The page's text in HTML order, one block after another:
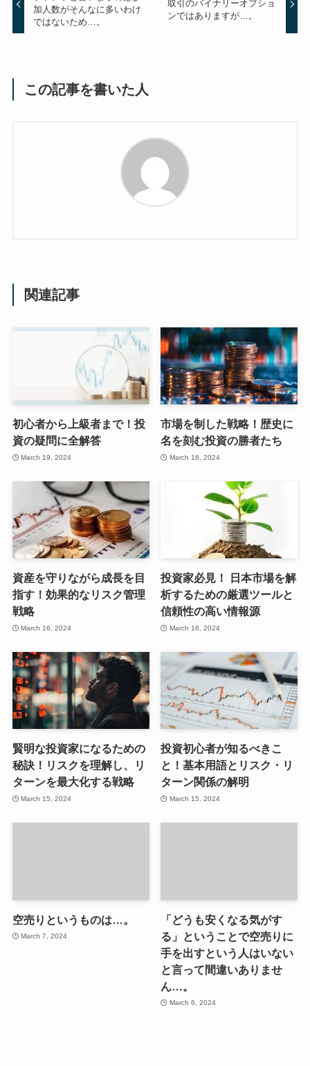
加人数がそんなに多いわけ
ではないため…。
取引のバイナリーオプショ
ンではありますが…。
この記事を書いた人
関連記事
初心者から上級者まで！投
資の疑問に全解答
March 19, 2024
市場を制した戦略！歴史に
名を刻む投資の勝者たち
March 16, 2024
資産を守りながら成長を目
指す！効果的なリスク管理
戦略
March 16, 2024
投資家必見！ 日本市場を解
析するための厳選ツールと
信頼性の高い情報源
March 16, 2024
賢明な投資家になるための
秘訣！リスクを理解し、リ
ターンを最大化する戦略
March 15, 2024
投資初心者が知るべきこ
と！基本用語とリスク・リ
ターン関係の解明
March 15, 2024
空売りというものは…。
March 7, 2024
「どうも安くなる気がす
る」ということで空売りに
手を出すという人はいない
と言って間違いありませ
ん…。
March 6, 2024